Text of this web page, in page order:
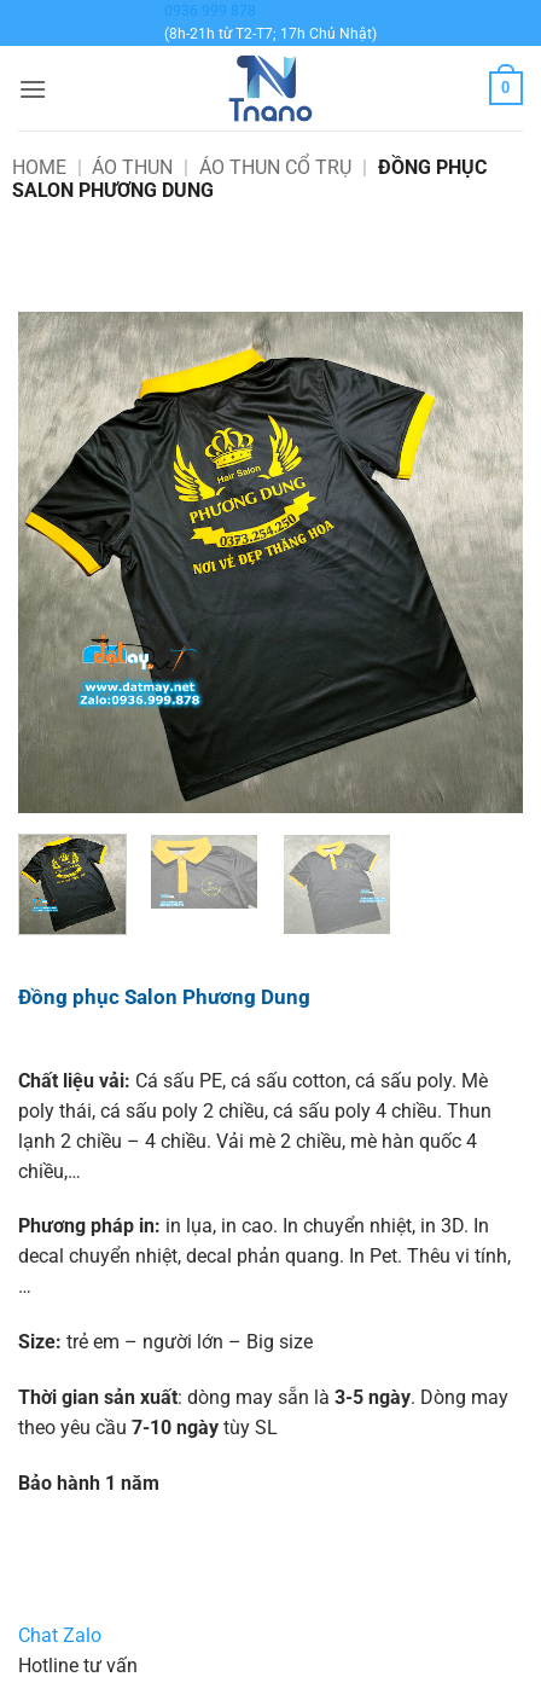
qua
dung
0936 999 878
(8h-21h từ T2-T7; 17h Chủ Nhật)
0
HOME | ÁO THUN | ÁO THUN CỔ TRỤ | ĐỒNG PHỤC
SALON PHƯƠNG DUNG
Đồng phục Salon Phương Dung
Chất liệu vải: Cá sấu PE, cá sấu cotton, cá sấu poly. Mè
poly thái, cá sấu poly 2 chiều, cá sấu poly 4 chiều. Thun
lạnh 2 chiều – 4 chiều. Vải mè 2 chiều, mè hàn quốc 4
chiều,…
Phương pháp in: in lụa, in cao. In chuyển nhiệt, in 3D. In
decal chuyển nhiệt, decal phản quang. In Pet. Thêu vi tính,
…
Size: trẻ em – người lớn – Big size
Thời gian sản xuất: dòng may sẵn là 3-5 ngày. Dòng may
theo yêu cầu 7-10 ngàytùy SL
Bảo hành 1 năm
Chat Zalo
Hotline tư vấn